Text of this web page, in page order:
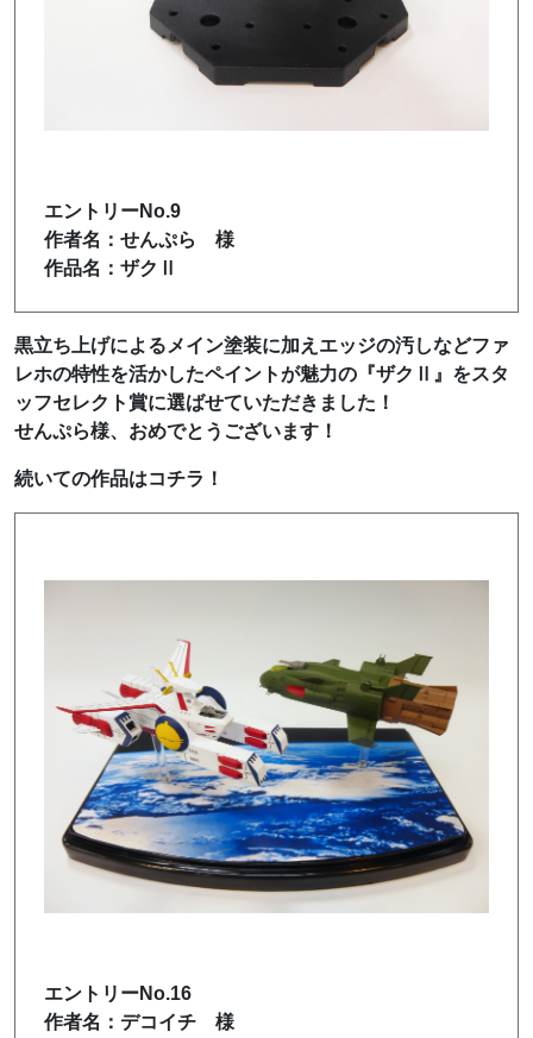
エントリーNo.9
作者名：せんぷら 様
作品名：ザクⅡ
黒立ち上げによるメイン塗装に加えエッジの汚しなどファ
レホの特性を活かしたペイントが魅力の『ザクⅡ』をスタ
ッフセレクト賞に選ばせていただきました！
せんぷら様、おめでとうございます！
続いての作品はコチラ！
エントリーNo.16
作者名：デコイチ 様